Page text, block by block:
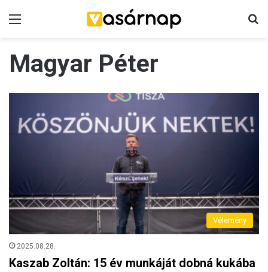
Magyar Péter
Vélemény
2025.08.28.
Kaszab Zoltán: 15 év munkáját dobná kukába